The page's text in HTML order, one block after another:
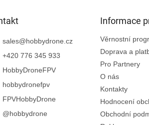
sales@hobbydrone.cz
+420 776 345 933
HobbyDroneFPV
hobbydronefpv
FPVHobbyDrone
@hobbydrone
Informace
Věrnostní
Doprava a
Pro Partnery
O nás
Kontakty
Hodnocení
Obchodní